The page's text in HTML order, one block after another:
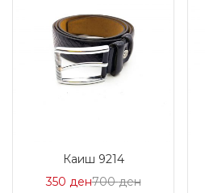
Каиш 9214
350 денЦена
700денНормална